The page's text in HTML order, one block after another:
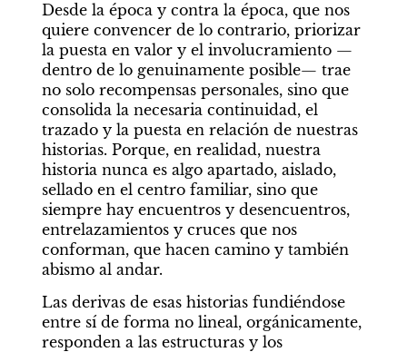
Desde la época y contra la época, que nos
quiere convencer de lo contrario, priorizar
la puesta en valor y el involucramiento —
dentro de lo genuinamente posible— trae
no solo recompensas personales, sino que
consolida la necesaria continuidad, el
trazado y la puesta en relación de nuestras
historias. Porque, en realidad, nuestra
historia nunca es algo apartado, aislado,
sellado en el centro familiar, sino que
siempre hay encuentros y desencuentros,
entrelazamientos y cruces que nos
conforman, que hacen camino y también
abismo al andar.
Las derivas de esas historias fundiéndose
entre sí de forma no lineal, orgánicamente,
responden a las estructuras y los